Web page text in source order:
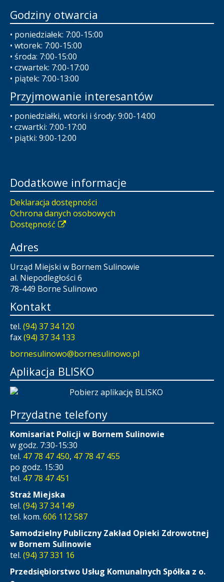
Godziny otwarcia
• poniedziałek: 7:00-15:00
• wtorek: 7:00-15:00
• środa: 7:00-15:00
• czwartek: 7:00-17:00
• piątek: 7:00-13:00
Przyjmowanie interesantów
• poniedziałki, wtorki i środy: 9:00-14:00
• czwartki: 7:00-17:00
• piątki: 9:00-12:00
Dodatkowe informacje
Deklaracja dostępności
Ochrona danych osobowych
Dostępność
Adres
Urząd Miejski w Bornem Sulinowie
al. Niepodległości 6
78-449 Borne Sulinowo
Kontakt
tel. (94) 37 34 120
fax(94) 37 34 133
bornesulinowo@bornesulinowo.pl
Aplikacja BLISKO
Przydatne telefony
Komisariat Policji w Bornem Sulinowie
w godz. 7:30-15:30
tel. 47 78 47 450, 47 78 47 455
po godz. 15:30
tel. 47 78 47 451
Straż Miejska
tel. (94) 37 34 149
tel. kom. 606 112 587
Samodzielny Publiczny Zakład Opieki Zdrowotnej
w Bornem Sulinowie
tel. (94) 37 331 16
Przedsiębiorstwo Usług Komunalnych Spółka z o.